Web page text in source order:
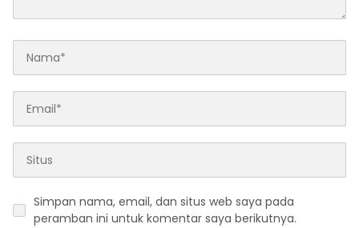
Simpan nama, email, dan situs web saya pada
peramban ini untuk komentar saya berikutnya.